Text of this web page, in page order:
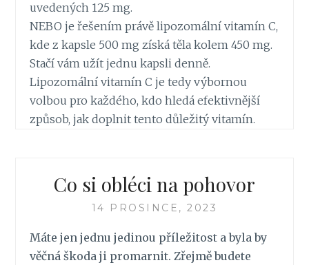
uvedených 125 mg.
NEBO je řešením právě lipozomální vitamín C,
kde z kapsle 500 mg získá těla kolem 450 mg.
Stačí vám užít jednu kapsli denně.
Lipozomální vitamín C je tedy výbornou
volbou pro každého, kdo hledá efektivnější
způsob, jak doplnit tento důležitý vitamín.
Co si obléci na pohovor
14 PROSINCE, 2023
Máte jen jednu jedinou příležitost a byla by
věčná škoda ji promarnit. Zřejmě budete